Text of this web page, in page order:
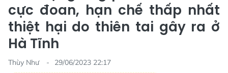
cực đoan, hạn chế thấp nhất
thiệt hại do thiên tai gây ra ở
Hà Tĩnh
Thùy Như
29/06/2023 22:17